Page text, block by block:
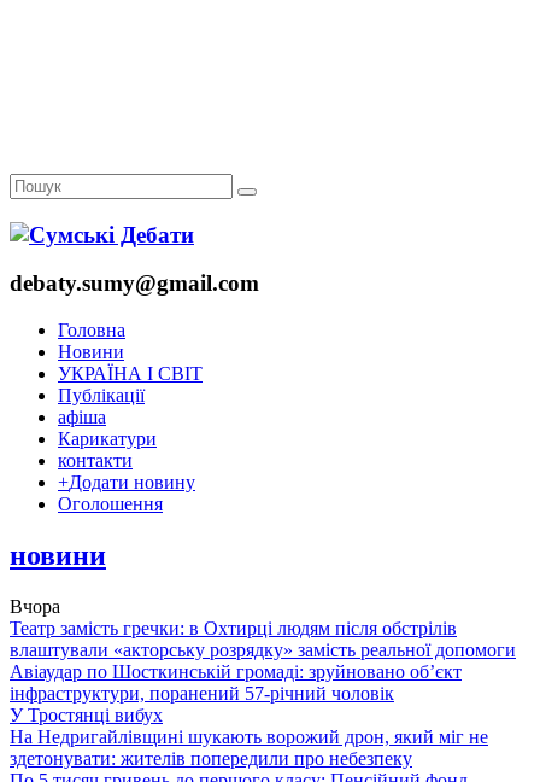
debaty.sumy@gmail.com
Головна
Новини
УКРАЇНА І СВІТ
Публікації
афіша
Карикатури
контакти
+Додати новину
Оголошення
новини
Вчора
Театр замість гречки: в Охтирці людям після обстрілів
влаштували «акторську розрядку» замість реальної допомоги
Авіаудар по Шосткинській громаді: зруйновано об’єкт
інфраструктури, поранений 57-річний чоловік
У Тростянці вибух
На Недригайлівщині шукають ворожий дрон, який міг не
здетонувати: жителів попередили про небезпеку